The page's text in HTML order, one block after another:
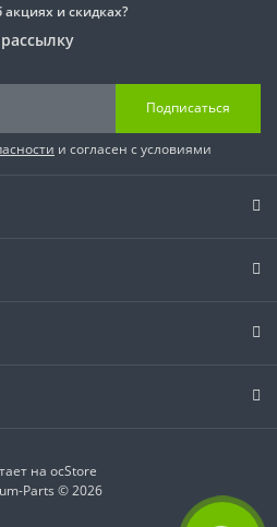
и скидках?
Подписаться
и согласен с условиями
на ocStore
Parts © 2026